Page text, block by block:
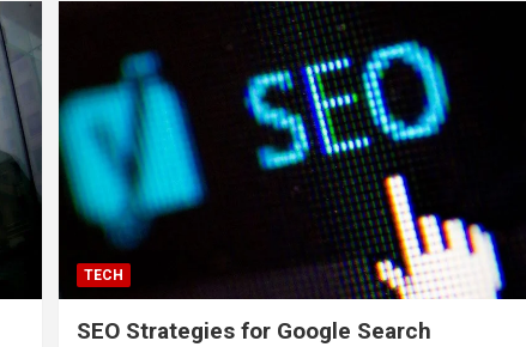
TECH
SEO Strategies for Google Search